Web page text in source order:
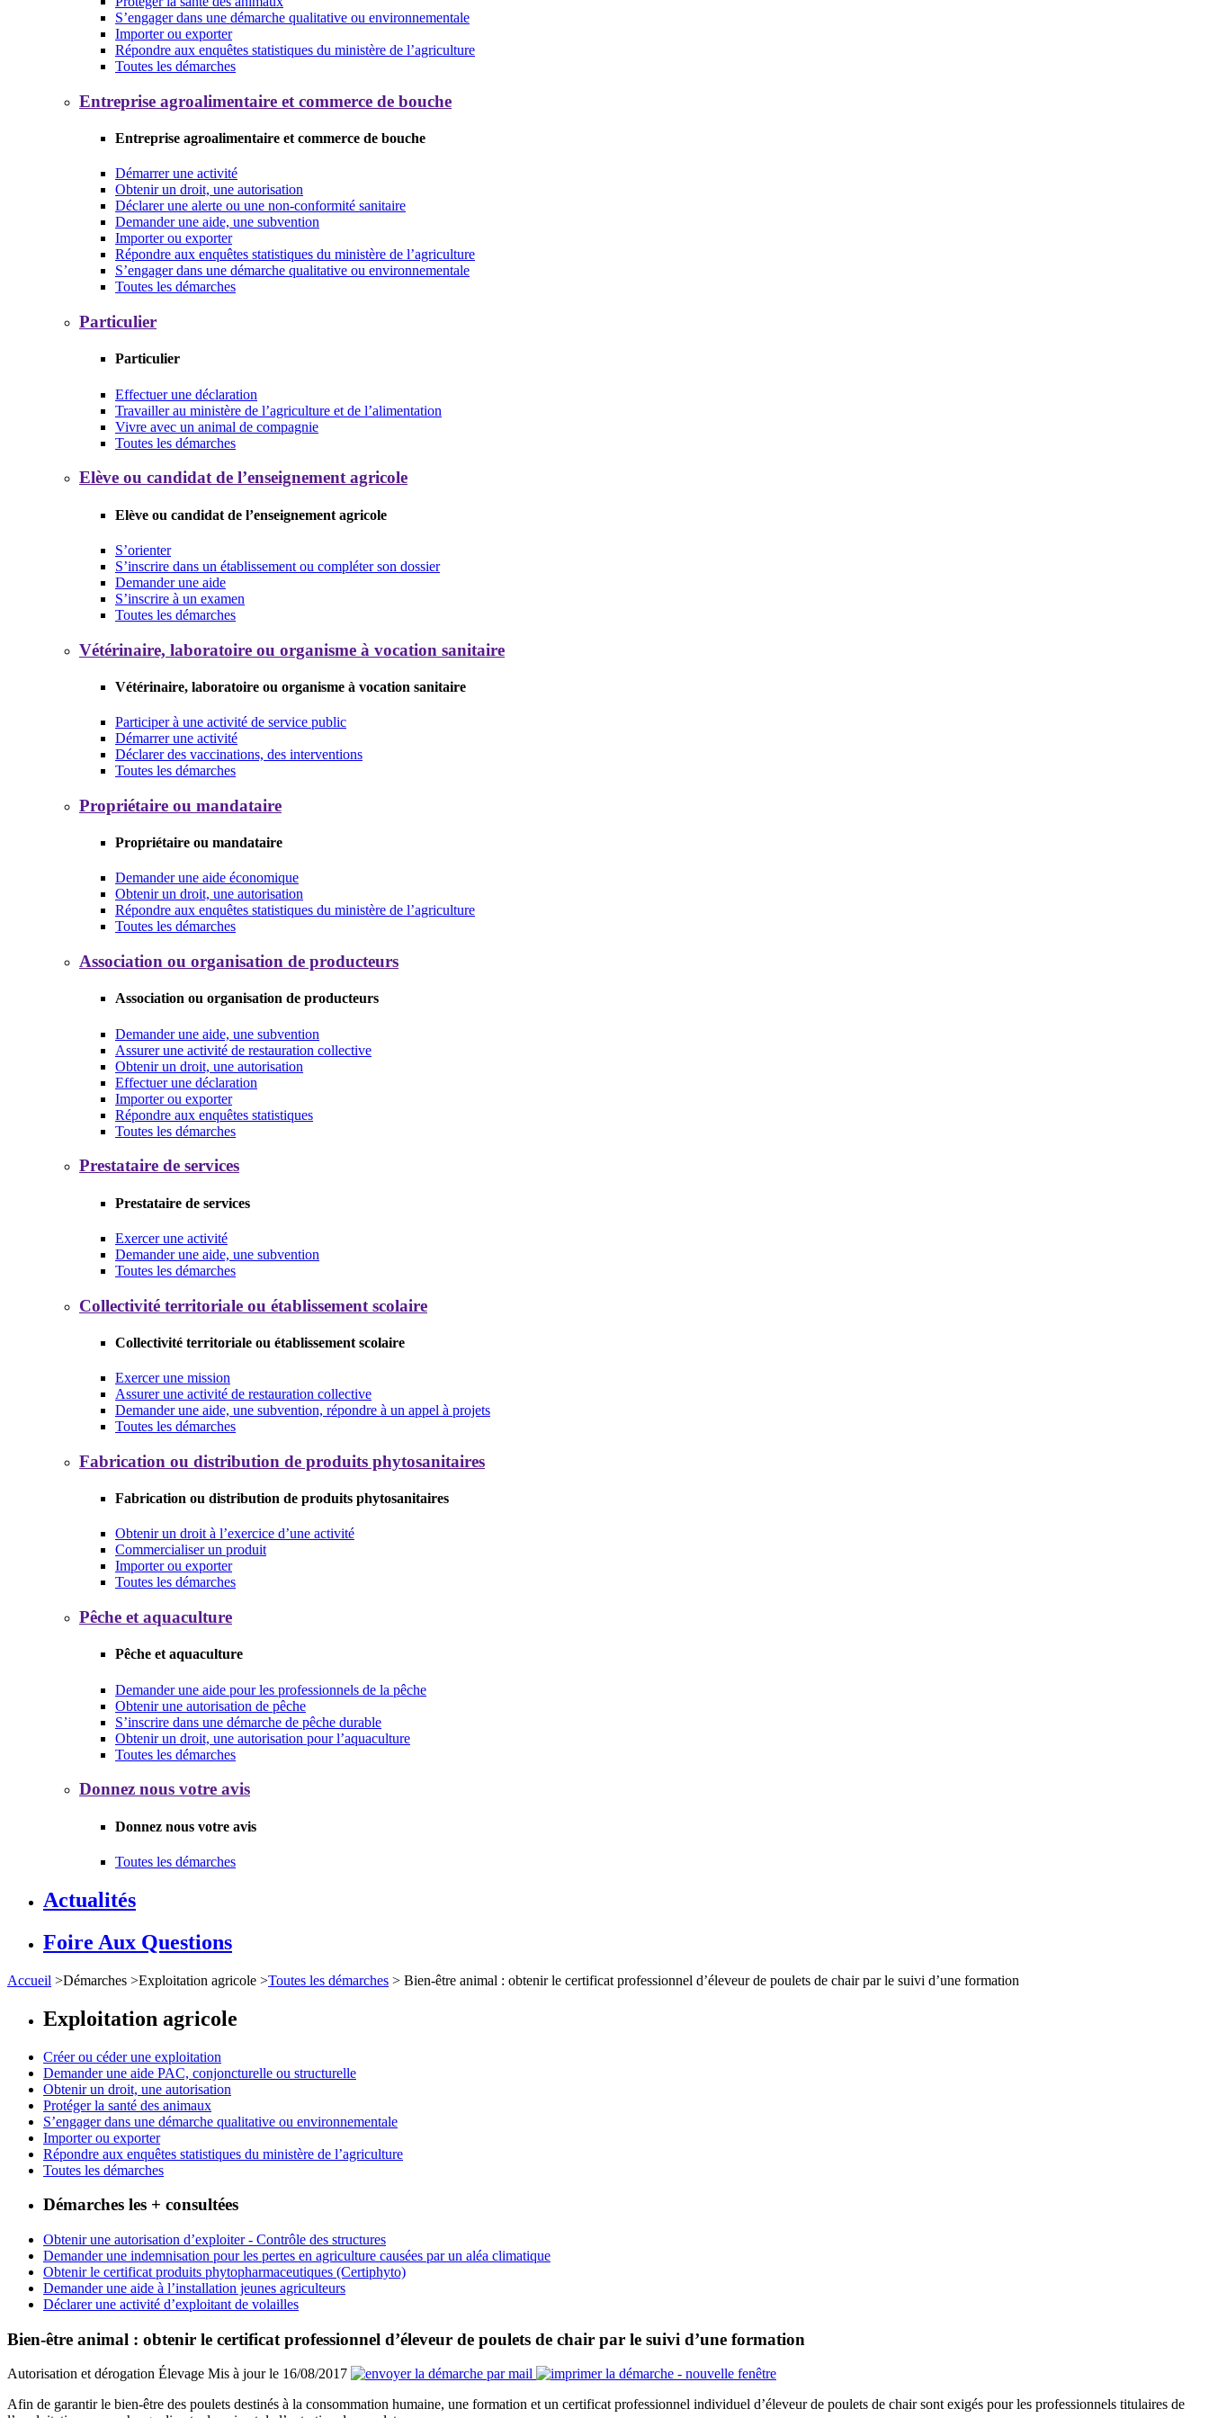
S’engager dans une démarche qualitative ou environnementale
Importer ou exporter
Répondre aux enquêtes statistiques du ministère de l’agriculture
Toutes les démarches
Entreprise agroalimentaire et commerce de bouche
Entreprise agroalimentaire et commerce de bouche
Démarrer une activité
Obtenir un droit, une autorisation
Déclarer une alerte ou une non-conformité sanitaire
Demander une aide, une subvention
Importer ou exporter
Répondre aux enquêtes statistiques du ministère de l’agriculture
S’engager dans une démarche qualitative ou environnementale
Toutes les démarches
Particulier
Particulier
Effectuer une déclaration
Travailler au ministère de l’agriculture et de l’alimentation
Vivre avec un animal de compagnie
Toutes les démarches
Elève ou candidat de l’enseignement agricole
Elève ou candidat de l’enseignement agricole
S’orienter
S’inscrire dans un établissement ou compléter son dossier
Demander une aide
S’inscrire à un examen
Toutes les démarches
Vétérinaire, laboratoire ou organisme à vocation sanitaire
Vétérinaire, laboratoire ou organisme à vocation sanitaire
Participer à une activité de service public
Démarrer une activité
Déclarer des vaccinations, des interventions
Toutes les démarches
Propriétaire ou mandataire
Propriétaire ou mandataire
Demander une aide économique
Obtenir un droit, une autorisation
Répondre aux enquêtes statistiques du ministère de l’agriculture
Toutes les démarches
Association ou organisation de producteurs
Association ou organisation de producteurs
Demander une aide, une subvention
Assurer une activité de restauration collective
Obtenir un droit, une autorisation
Effectuer une déclaration
Importer ou exporter
Répondre aux enquêtes statistiques
Toutes les démarches
Prestataire de services
Prestataire de services
Exercer une activité
Demander une aide, une subvention
Toutes les démarches
Collectivité territoriale ou établissement scolaire
Collectivité territoriale ou établissement scolaire
Exercer une mission
Assurer une activité de restauration collective
Demander une aide, une subvention, répondre à un appel à projets
Toutes les démarches
Fabrication ou distribution de produits phytosanitaires
Fabrication ou distribution de produits phytosanitaires
Obtenir un droit à l’exercice d’une activité
Commercialiser un produit
Importer ou exporter
Toutes les démarches
Pêche et aquaculture
Pêche et aquaculture
Demander une aide pour les professionnels de la pêche
Obtenir une autorisation de pêche
S’inscrire dans une démarche de pêche durable
Obtenir un droit, une autorisation pour l’aquaculture
Toutes les démarches
Donnez nous votre avis
Donnez nous votre avis
Toutes les démarches
Actualités
Foire Aux Questions
Accueil >Démarches >Exploitation agricole >Toutes les démarches > Bien-être animal : obtenir le certificat professionnel d’éleveur de poulets de chair par le suivi d’une formation
Exploitation agricole
Créer ou céder une exploitation
Demander une aide PAC, conjoncturelle ou structurelle
Obtenir un droit, une autorisation
Protéger la santé des animaux
S’engager dans une démarche qualitative ou environnementale
Importer ou exporter
Répondre aux enquêtes statistiques du ministère de l’agriculture
Toutes les démarches
Démarches les + consultées
Obtenir une autorisation d’exploiter - Contrôle des structures
Demander une indemnisation pour les pertes en agriculture causées par un aléa climatique
Obtenir le certificat produits phytopharmaceutiques (Certiphyto)
Demander une aide à l’installation jeunes agriculteurs
Déclarer une activité d’exploitant de volailles
Bien-être animal : obtenir le certificat professionnel d’éleveur de poulets de chair par le suivi d’une formation
Autorisation et dérogation Élevage Mis à jour le 16/08/2017
Afin de garantir le bien-être des poulets destinés à la consommation humaine, une formation et un certificat professionnel individuel d’éleveur de poulets de chair sont exigés pour les professionnels titulaires de